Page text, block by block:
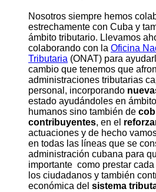
Nosotros siempre hemos
estrechamente con Cuba y
ámbito tributario. Llevamos
colaborando con la Oficina
Tributaria (ONAT) para
cambio que tenemos que
administraciones tributarias
personal, incorporando
estado ayudándoles en
humanos sino también de
contribuyentes, en el
actuaciones y de hecho
en todas las líneas que se
administración cubana para
importante como prestar
los ciudadanos y también
económica del sistema